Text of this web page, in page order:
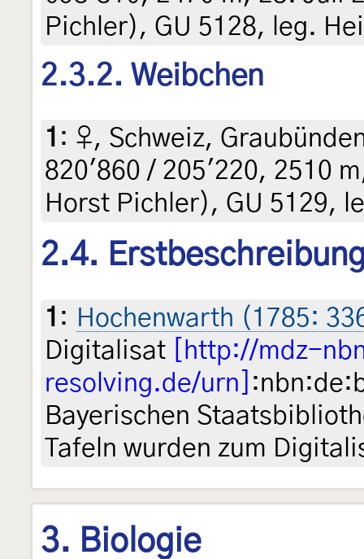
Pichler), GU 5128, leg.
2.3.2. Weibchen
1 : ♀, Schweiz,
820'860 / 205'220, 2510
Horst Pichler), GU 5129,
2.4.
1 : Hochenwarth (1785:
Digitalisat
[http://mdz-
resolving.de/urn]
Bayerischen
Tafeln wurden zum
3. Biologie